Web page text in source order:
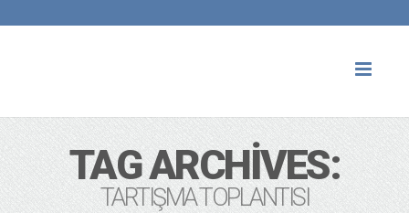
TAG ARCHIVES:
TARTIŞMA TOPLANTISI